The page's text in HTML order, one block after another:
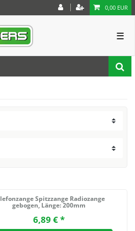
0,00 EUR
☰
Spitzzange Radiozange
gebogen, Länge: 200mm
6,89 € *